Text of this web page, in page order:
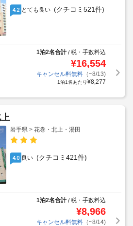
4.2 とても良い (クチコミ521件)
1泊2名合計/税・手数料込
¥16,554
キャンセル料無料（~8/13)
1泊1名あたり¥8,277
岩手県 > 花巻・北上・湯田
4.0 良い (クチコミ421件)
1泊2名合計/税・手数料込
¥8,966
キャンセル料無料（~8/14)